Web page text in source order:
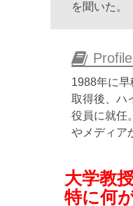
を聞いた。
Profile
1988年に
取得後、ハ
役員に就任
やメディア
大学教
特に何